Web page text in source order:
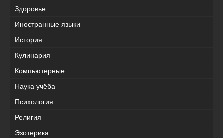
Здоровье
Иностранные языки
История
Кулинария
Компьютерные
Наука учёба
Психология
Религия
Эзотерика